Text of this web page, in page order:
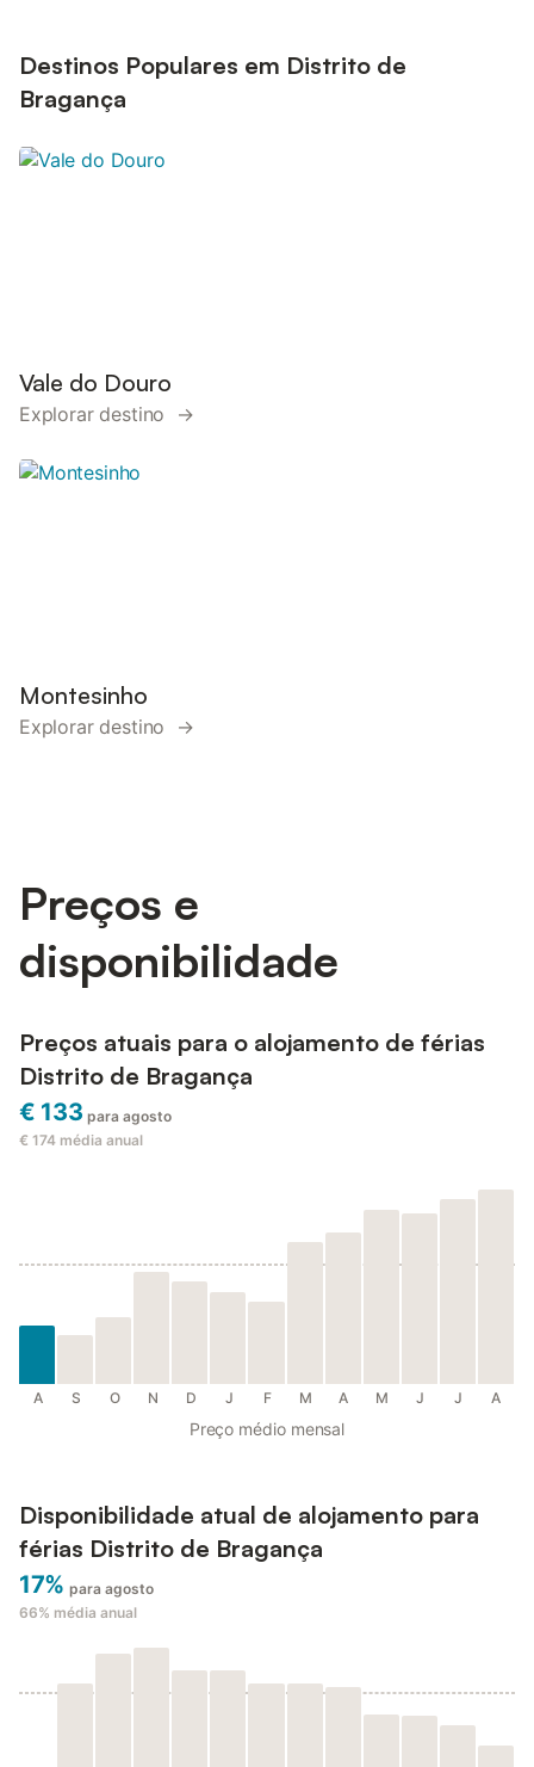
Destinos Populares em Distrito de
Bragança
Vale do Douro
Explorar destino →
Montesinho
Explorar destino →
Preços e
disponibilidade
Preços atuais para o alojamento de férias
Distrito de Bragança
€ 133 para agosto
€ 174 média anual
A S O N D J F M A M J J A
Preço médio mensal
Disponibilidade atual de alojamento para
férias Distrito de Bragança
17% para agosto
66% média anual